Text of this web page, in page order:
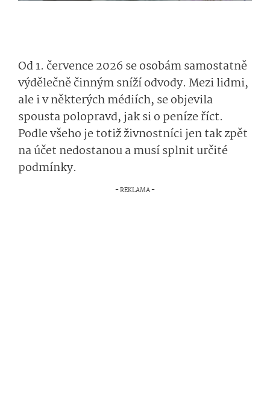
Od 1. července 2026 se osobám samostatně
výdělečně činným sníží odvody. Mezi lidmi,
ale i v některých médiích, se objevila
spousta polopravd, jak si o peníze říct.
Podle všeho je totiž živnostníci jen tak zpět
na účet nedostanou a musí splnit určité
podmínky.